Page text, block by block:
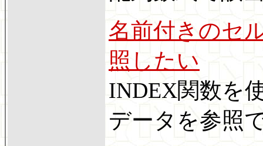
名前付きのセ
照したい
INDEX関数を
データを参照